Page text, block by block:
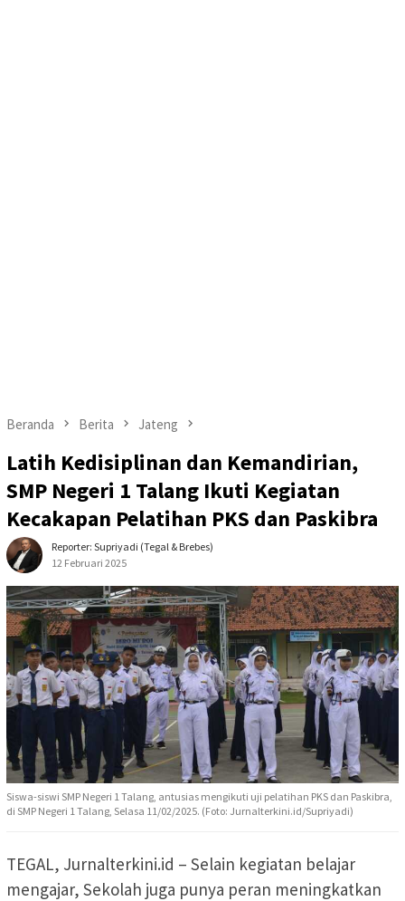
Beranda Berita Jateng
Latih Kedisiplinan dan Kemandirian,
SMP Negeri 1 Talang Ikuti Kegiatan
Kecakapan Pelatihan PKS dan Paskibra
Reporter: Supriyadi (Tegal & Brebes)
12 Februari 2025
Siswa-siswi SMP Negeri 1 Talang, antusias mengikuti uji pelatihan PKS dan Paskibra,
di SMP Negeri 1 Talang, Selasa 11/02/2025. (Foto: Jurnalterkini.id/Supriyadi)
TEGAL, Jurnalterkini.id – Selain kegiatan belajar
mengajar, Sekolah juga punya peran meningkatkan